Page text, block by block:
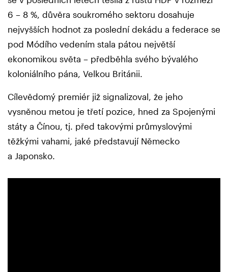
6 – 8 %, důvěra soukromého sektoru dosahuje
nejvyšších hodnot za poslední dekádu a federace se
pod Módího vedením stala pátou největší
ekonomikou světa – předběhla svého bývalého
koloniálního pána, Velkou Británii.
Cílevědomý premiér již signalizoval, že jeho
vysněnou metou je třetí pozice, hned za Spojenými
státy a Čínou, tj. před takovými průmyslovými
těžkými vahami, jaké představují Německo
a Japonsko.